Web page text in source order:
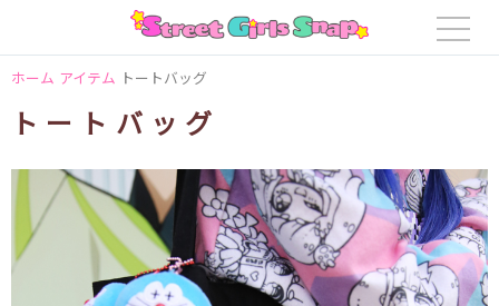
ホーム アイテム トートバッグ
トートバッグ